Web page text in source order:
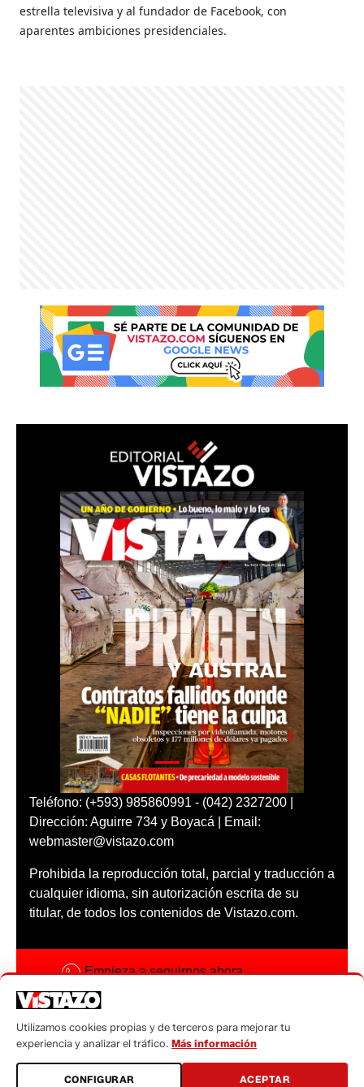
estrella televisiva y al fundador de Facebook, con
aparentes ambiciones presidenciales.
Teléfono: (+593) 985860991 - (042) 2327200 |
Dirección: Aguirre 734 y Boyacá | Email:
webmaster@vistazo.com
Prohibida la reproducción total, parcial y traducción a
cualquier idioma, sin autorización escrita de su
titular, de todos los contenidos de Vistazo.com.
Empieza a seguirnos ahora
Código ética
Sugerencias a:
sugerencias@vistazo.com
Utilizamos cookies propias y de terceros para mejorar tu
experiencia y analizar el tráfico. Más información
CONFIGURAR ACEPTAR